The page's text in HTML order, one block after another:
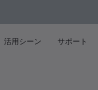
活用シーン サポート